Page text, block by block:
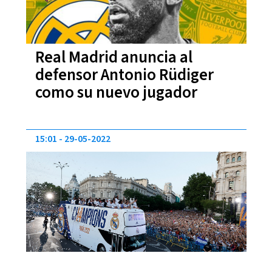
Real Madrid anuncia al
defensor Antonio Rüdiger
como su nuevo jugador
15:01 29-05-2022